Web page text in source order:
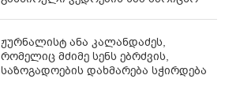
ჟურნალისტ ანა კალანდაძეს,
რომელიც მძიმე სენს ებრძვის,
საზოგადოების დახმარება სჭირდება